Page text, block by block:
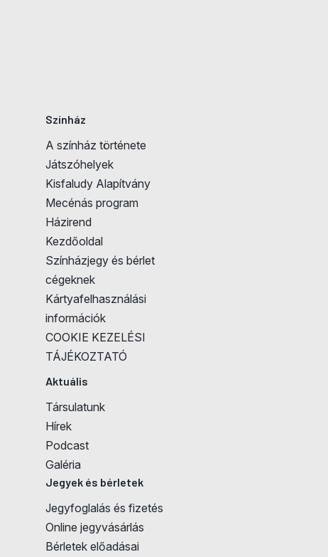
Színház
A színház története
Játszóhelyek
Kisfaludy Alapítvány
Mecénás program
Házirend
Kezdőoldal
Színházjegy és bérlet
cégeknek
Kártyafelhasználási
információk
COOKIE KEZELÉSI
TÁJÉKOZTATÓ
Aktuális
Társulatunk
Hírek
Podcast
Galéria
Jegyek és bérletek
Jegyfoglalás és fizetés
Online jegyvásárlás
Bérletek előadásai